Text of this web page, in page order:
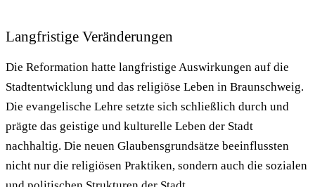
Langfristige Veränderungen
Die Reformation hatte langfristige Auswirkungen auf die
Stadtentwicklung und das religiöse Leben in Braunschweig.
Die evangelische Lehre setzte sich schließlich durch und
prägte das geistige und kulturelle Leben der Stadt
nachhaltig. Die neuen Glaubensgrundsätze beeinflussten
nicht nur die religiösen Praktiken, sondern auch die sozialen